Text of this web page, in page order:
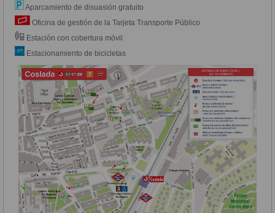
Aparcamiento de disuasión gratuito
Oficina de gestión de la Tarjeta Transporte Público
Estación con cobertura móvil
Estacionamiento de bicicletas